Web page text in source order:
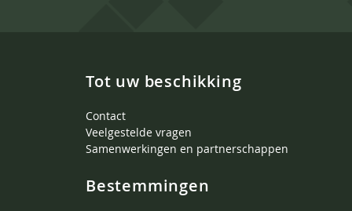
Tot uw beschikking
Contact
Veelgestelde vragen
Samenwerkingen en partnerschappen
Bestemmingen